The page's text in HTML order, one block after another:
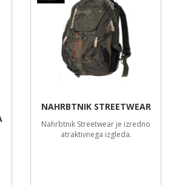
NAHRBTNIK STREETWEAR
Nahrbtnik Streetwear je izredno
atraktivnega izgleda.